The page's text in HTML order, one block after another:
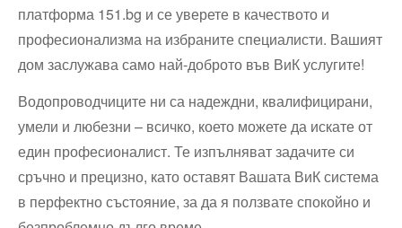
платформа 151.bg и се уверете в качеството и
професионализма на избраните специалисти. Вашият
дом заслужава само най-доброто във ВиК услугите!
Водопроводчиците ни са надеждни, квалифицирани,
умели и любезни – всичко, което можете да искате от
един професионалист. Те изпълняват задачите си
сръчно и прецизно, като оставят Вашата ВиК система
в перфектно състояние, за да я ползвате спокойно и